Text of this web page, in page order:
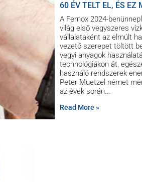
60 ÉV TELT EL, ÉS EZ
A Fernox 2024-
világ első vegyszeres
vállalataként az elmúlt
vezető szerepet töltött
vegyi anyagok
technológiákon át,
használó rendszerek
Peter Muetzel német
az évek során
Read More »